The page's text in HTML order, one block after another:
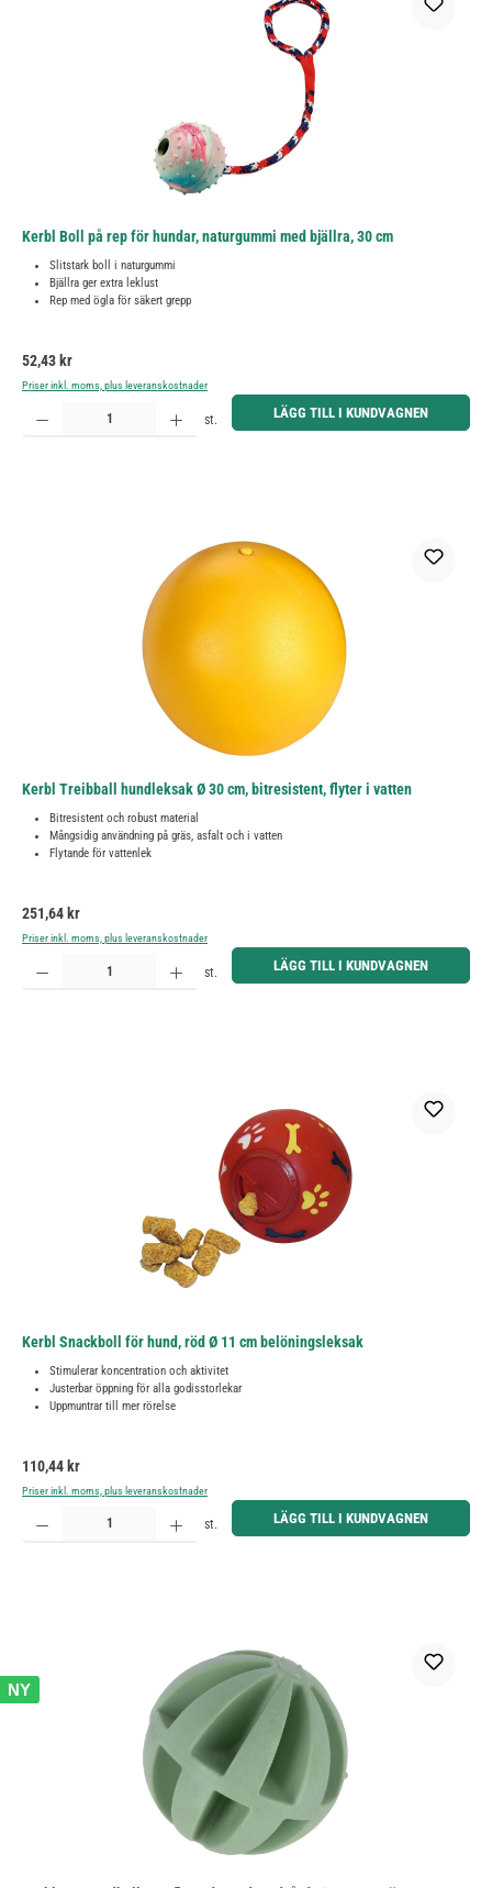
Kerbl Boll på rep för hundar, naturgummi med bjällra, 30 cm
Slitstark boll i naturgummi
Bjällra ger extra leklust
Rep med ögla för säkert grepp
Ordinarie pris:
52,43 kr
Priser inkl. moms, plus leveranskostnader
Produktkvantitet: Ange önskat belopp eller använd knapparna för att öka eller minska kvantiteten.
st. LÄGG TILL I KUNDVAGNEN
Kerbl Treibball hundleksak Ø 30 cm, bitresistent, flyter i vatten
Bitresistent och robust material
Mångsidig användning på gräs, asfalt och i vatten
Flytande för vattenlek
Ordinarie pris:
251,64 kr
Priser inkl. moms, plus leveranskostnader
Produktkvantitet: Ange önskat belopp eller använd knapparna för att öka eller minska kvantiteten.
st. LÄGG TILL I KUNDVAGNEN
Kerbl Snackboll för hund, röd Ø 11 cm belöningsleksak
Stimulerar koncentration och aktivitet
Justerbar öppning för alla godisstorlekar
Uppmuntrar till mer rörelse
Ordinarie pris:
110,44 kr
Priser inkl. moms, plus leveranskostnader
Produktkvantitet: Ange önskat belopp eller använd knapparna för att öka eller minska kvantiteten.
st. LÄGG TILL I KUNDVAGNEN
NY